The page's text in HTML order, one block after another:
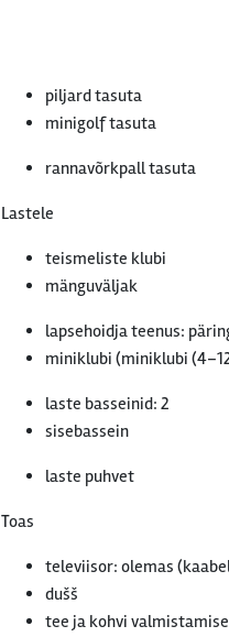
piljard tasuta
minigolf tasuta
rannavõrkpall tasuta
Lastele
teismeliste klubi
mänguväljak
lapsehoidja teenus:
miniklubi (miniklubi
laste basseinid: 2
sisebassein
laste puhvet
Toas
televiisor: olemas
dušš
tee ja kohvi